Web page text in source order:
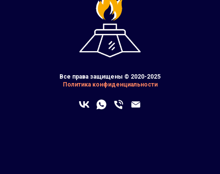
Все права защищены © 2020-2025
Политика конфиденциальности